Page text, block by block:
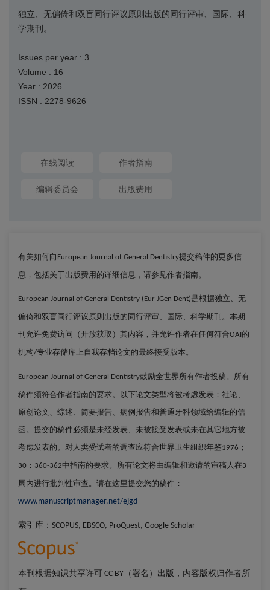
独立、无偏倚和双盲同行评议原则出版的同行评审、国际、科
学期刊。
Issues per year : 3
Volume : 16
Year : 2026
ISSN : 2278-9626
在线阅读 作者指南
编辑委员会 出版费用
有关如何向 European Journal of General Dentistry提交稿件的更多信
息，包括关于出版费用的详细信息，请参见作者指南。
European Journal of General Dentistry (Eur JGen Dent)是根据独立、无
偏倚和双盲同行评议原则出版的同行评审、国际、科学期刊。本期
刊允许免费访问（开放获取）其内容，并允许作者在任何符合OAI的
机构/专业存储库上自我存档论文的最终接受版本。
European Journal of General Dentistry鼓励全世界所有作者投稿。所有
稿件须符合作者指南的要求。以下论文类型将被考虑发表：社论、
原创论文、综述、简要报告、病例报告和普通牙科领域给编辑的信
函。提交的稿件必须是未经发表、未被接受发表或未在其它地方被
考虑发表的。对人类受试者的调查应符合世界卫生组织年鉴1976 ；
30 ： 360-362中指南的要求。所有论文将由编辑和邀请的审稿人在3
周内进行批判性审查。请在这里提交您的稿件：
www.manuscriptmanager.net/ejgd
索引库： SCOPUS, EBSCO, ProQuest, Google Scholar
本刊根据知识共享许可 CC BY （署名）出版，内容版权归作者所